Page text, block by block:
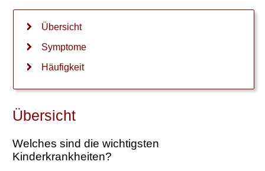
Übersicht
Symptome
Häufigkeit
Übersicht
Welches sind die wichtigsten
Kinderkrankheiten?
W
l
h
F
l
e
n